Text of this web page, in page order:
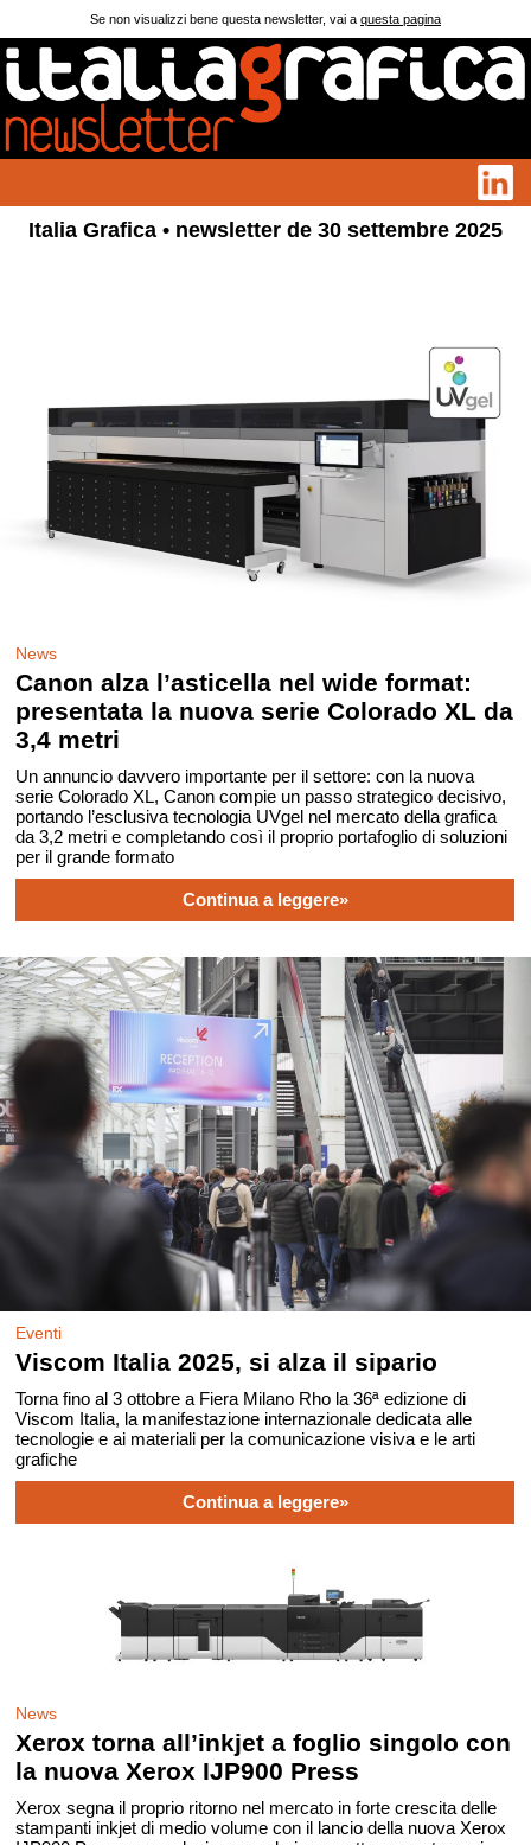
Se non visualizzi bene questa newsletter, vai a questa pagina
Italia Grafica • newsletter de 30 settembre 2025
News
Canon alza l’asticella nel wide format:
presentata la nuova serie Colorado XL da
3,4 metri
Un annuncio davvero importante per il settore: con la nuova
serie Colorado XL, Canon compie un passo strategico decisivo,
portando l’esclusiva tecnologia UVgel nel mercato della grafica
da 3,2 metri e completando così il proprio portafoglio di soluzioni
per il grande formato
Continua a leggere»
Eventi
Viscom Italia 2025, si alza il sipario
Torna fino al 3 ottobre a Fiera Milano Rho la 36ª edizione di
Viscom Italia, la manifestazione internazionale dedicata alle
tecnologie e ai materiali per la comunicazione visiva e le arti
grafiche
Continua a leggere»
News
Xerox torna all’inkjet a foglio singolo con
la nuova Xerox IJP900 Press
Xerox segna il proprio ritorno nel mercato in forte crescita delle
stampanti inkjet di medio volume con il lancio della nuova Xerox